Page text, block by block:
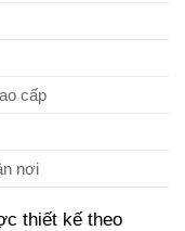
cấp
nơi
thiết kế theo